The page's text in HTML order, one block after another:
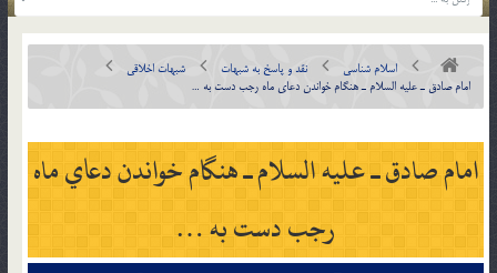
اسلام شناسی نقد و پاسخ به شبهات
شبهات اخلاقی
امام صادق ـ عليه السلام ـ هنگام خواندن دعاي ماه رجب دست به …
امام صادق ـ عليه السلام ـ هنگام خواندن دعاي ماه
رجب دست به …